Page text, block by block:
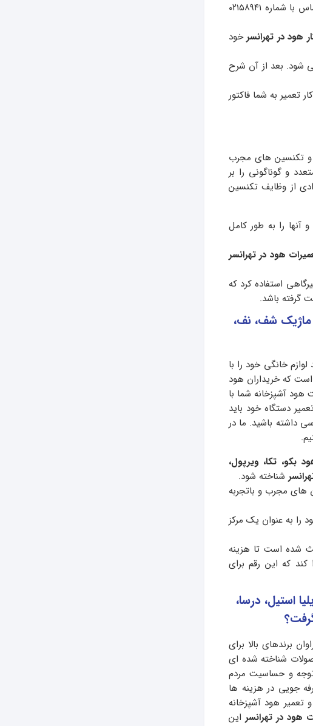
راحت ترین و سریعترین راه برای برقراری ارتباط با مرکز تعمیر هود آی پی امداد تماس با شماره ۰۲۱۵۸۹۴۱
هود در تهرانسرخود
شود. بعد از آن شرح
تعمیر به شما فاکتور
و تکنسین های مجرب
و گوناگونی را بر
از وظایف تکنسین
آنها را به طور کامل
هود در تهرانسر
استفاده کرد که
گرفته باشد.
ماژیک شف، نف،
خانگی خود را با
که خریداران هود
هود آشپزخانه شما با
دستگاه خود باید
داشته باشید. ما در
بکو، تکا، ویرپول،
شناخته شود.
از تکنسین های مجرب و باتجربه
را به عنوان یک مرکز
شده است تا هزینه
کند که این رقم برای
استیل، درسا،
برندهای بالا برای
شناخته شده ای
توجه و حساسیت مردم
جویی در هزینه ها
هود آشپزخانه
هود در تهرانسر این